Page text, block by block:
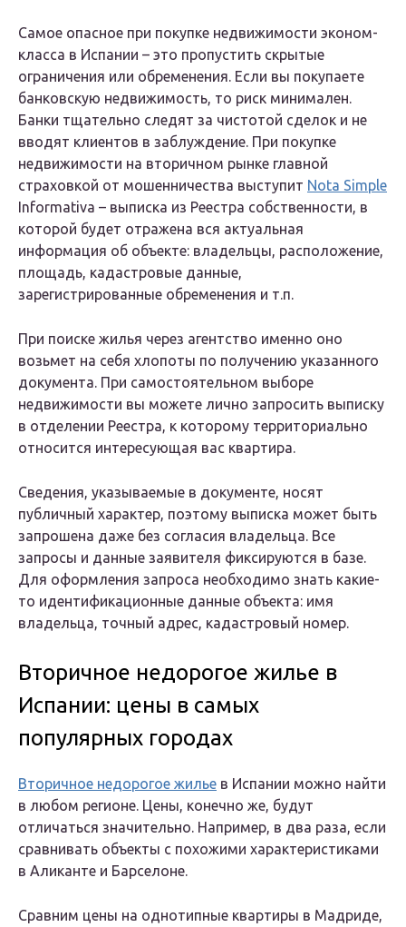
Самое опасное при покупке недвижимости эконом-
класса в Испании – это пропустить скрытые
ограничения или обременения. Если вы покупаете
банковскую недвижимость, то риск минимален.
Банки тщательно следят за чистотой сделок и не
вводят клиентов в заблуждение. При покупке
недвижимости на вторичном рынке главной
страховкой от мошенничества выступит Nota Simple
Informativa – выписка из Реестра собственности, в
которой будет отражена вся актуальная
информация об объекте: владельцы, расположение,
площадь, кадастровые данные,
зарегистрированные обременения и т.п.
При поиске жилья через агентство именно оно
возьмет на себя хлопоты по получению указанного
документа. При самостоятельном выборе
недвижимости вы можете лично запросить выписку
в отделении Реестра, к которому территориально
относится интересующая вас квартира.
Сведения, указываемые в документе, носят
публичный характер, поэтому выписка может быть
запрошена даже без согласия владельца. Все
запросы и данные заявителя фиксируются в базе.
Для оформления запроса необходимо знать какие-
то идентификационные данные объекта: имя
владельца, точный адрес, кадастровый номер.
Вторичное недорогое жилье в
Испании: цены в самых
популярных городах
Вторичное недорогое жилье в Испании можно найти
в любом регионе. Цены, конечно же, будут
отличаться значительно. Например, в два раза, если
сравнивать объекты с похожими характеристиками
в Аликанте и Барселоне.
Сравним цены на однотипные квартиры в Мадриде,